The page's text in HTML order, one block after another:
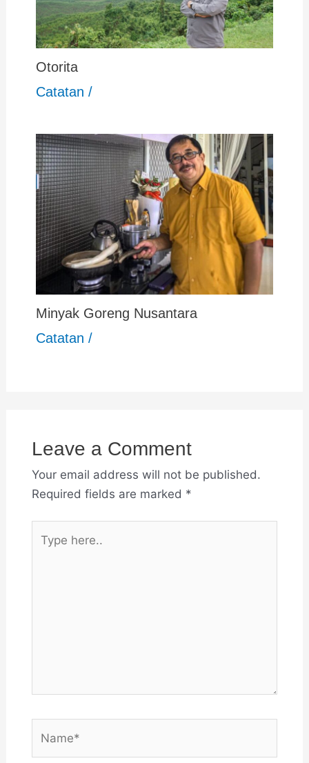
Otorita
Catatan /
Minyak Goreng Nusantara
Catatan /
Leave a Comment
Your email address will not be published.
Required fields are marked *
here..